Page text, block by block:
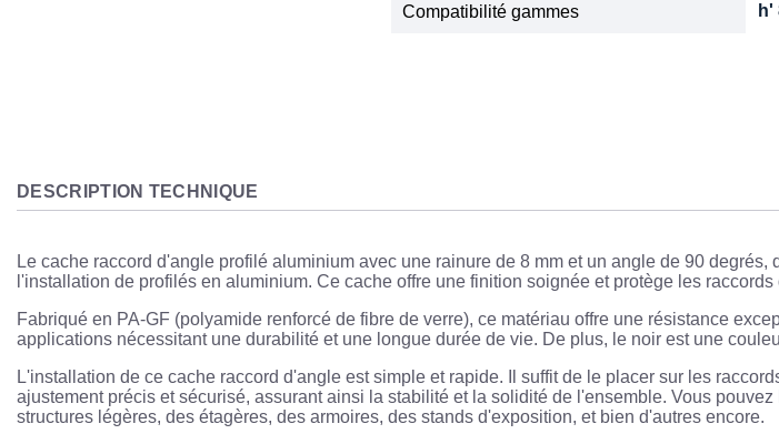
Compatibilité gammes h'
DESCRIPTION TECHNIQUE
Le cache raccord d'angle profilé aluminium avec une rainure de 8 mm et un angle de 90
l'installation de profilés en aluminium. Ce cache offre une finition soignée et protège les
Fabriqué en PA-GF (polyamide renforcé de fibre de verre), ce matériau offre une résistance
applications nécessitant une durabilité et une longue durée de vie. De plus, le noir est une
L'installation de ce cache raccord d'angle est simple et rapide. Il suffit de le placer sur les
ajustement précis et sécurisé, assurant ainsi la stabilité et la solidité de l'ensemble. Vous
structures légères, des étagères, des armoires, des stands d'exposition, et bien d'autres encore.